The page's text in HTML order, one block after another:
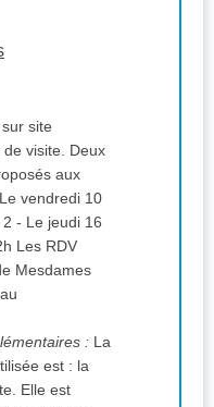
site
Deux
aux
: La
est : la
Elle est